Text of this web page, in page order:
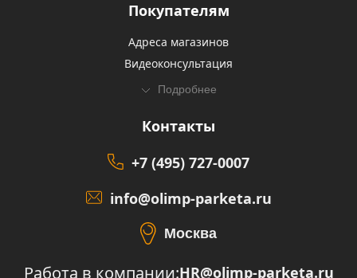
Покупателям
Адреса магазинов
Видеоконсультация
Подробнее
Контакты
+7 (495) 727-0007
info@olimp-parketa.ru
Москва
Работа в компании:HR@olimp-parketa.ru